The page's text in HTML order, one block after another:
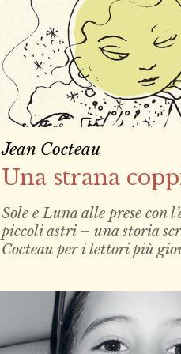
Jean Cocteau
Una strana
Sole e Luna alle prese con
piccoli astri – una storia
Cocteau per i lettori più